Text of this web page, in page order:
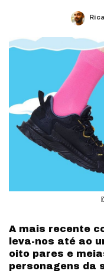
A mais recente
leva-nos até ao
oito pares e
personagens da